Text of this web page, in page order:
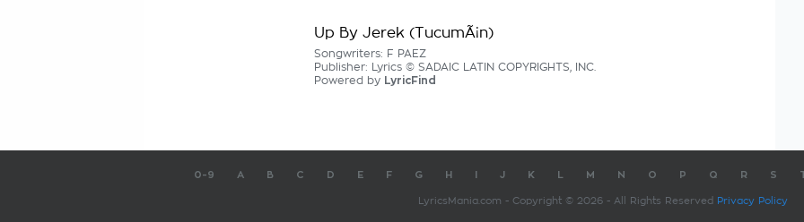
Up By Jerek (TucumÃ¡n)
Songwriters: F PAEZ
Publisher: Lyrics © SADAIC LATIN COPYRIGHTS, INC.
Powered by LyricFind
0-9 A B C D E F G H J K M N O P Q R S
LyricsMania.com - Copyright © 2026 - All Rights Reserved Privacy Policy